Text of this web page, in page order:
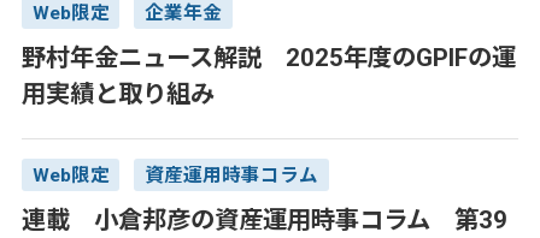
Web限定 企業年金
野村年金ニュース解説 2025年度のGPIFの運
用実績と取り組み
Web限定 資産運用時事コラム
連載 小倉邦彦の資産運用時事コラム 第39